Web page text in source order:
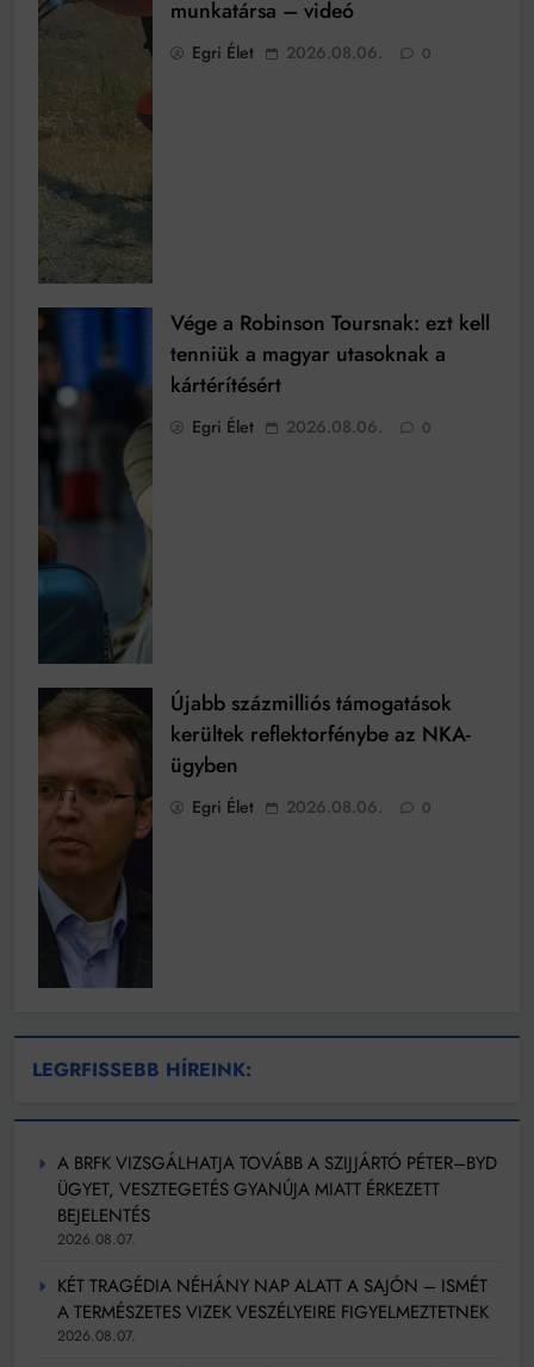
munkatársa – videó
Egri Élet 2026.08.06. 0
Vége a Robinson Toursnak: ezt kell
tenniük a magyar utasoknak a
kártérítésért
Egri Élet 2026.08.06. 0
Újabb százmilliós támogatások
kerültek reflektorfénybe az NKA-
ügyben
Egri Élet 2026.08.06. 0
LEGRFISSEBB HÍREINK:
A BRFK VIZSGÁLHATJA TOVÁBB A SZIJJÁRTÓ PÉTER–BYD
ÜGYET, VESZTEGETÉS GYANÚJA MIATT ÉRKEZETT
BEJELENTÉS
2026.08.07.
KÉT TRAGÉDIA NÉHÁNY NAP ALATT A SAJÓN – ISMÉT
A TERMÉSZETES VIZEK VESZÉLYEIRE FIGYELMEZTETNEK
2026.08.07.